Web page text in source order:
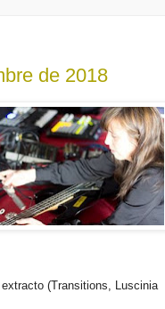
de 2018
(Transitions, Luscinia